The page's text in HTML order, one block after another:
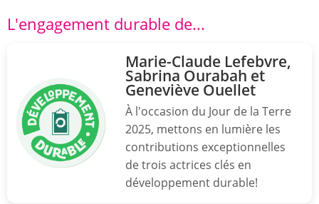
L'engagement durable de...
Marie-Claude Lefebvre,
Sabrina Ourabah et
Geneviève Ouellet
À l'occasion du Jour de la Terre
2025, mettons en lumière les
contributions exceptionnelles
de trois actrices clés en
développement durable!